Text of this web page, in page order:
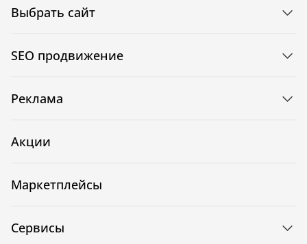
Выбрать сайт
SEO продвижение
Реклама
Акции
Маркетплейсы
Сервисы